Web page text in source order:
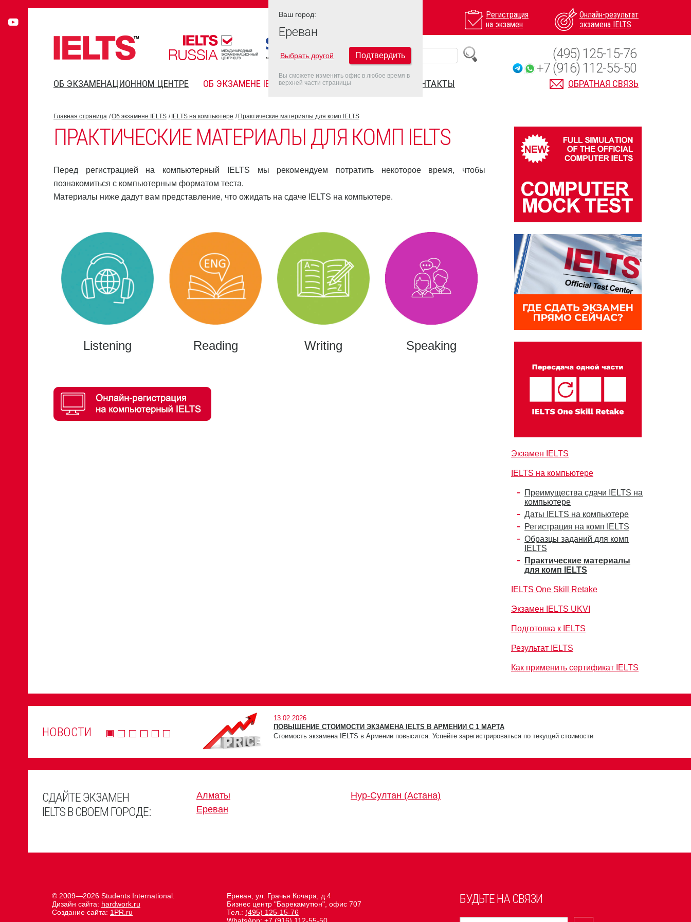
Регистрация
на экзамен
Онлайн-результат
экзамена IELTS
ОБ ЭКЗАМЕНАЦИОННОМ ЦЕНТРЕ ОБ ЭКЗАМЕНЕ IELTS FAQ ДАТЫ IELTS 2026 КОНТАКТЫ ОБРАТНАЯ СВЯЗЬ
(495) 125-15-76
+7 (916) 112-55-50
Главная страница Об экзамене IELTS IELTS на компьютере Практические материалы для комп IELTS
ПРАКТИЧЕСКИЕ МАТЕРИАЛЫ ДЛЯ КОМП IELTS
Перед регистрацией на компьютерный IELTS мы рекомендуем потратить некоторое время, чтобы
познакомиться с компьютерным форматом теста.
Материалы ниже дадут вам представление, что ожидать на сдаче IELTS на компьютере.
Listening Reading Writing Speaking
Экзамен IELTS
IELTS на компьютере
Преимущества сдачи IELTS на
компьютере
Даты IELTS на компьютере
Регистрация на комп IELTS
Образцы заданий для комп
IELTS
Практические материалы
для комп IELTS
IELTS One Skill Retake
Экзамен IELTS UKVI
Подготовка к IELTS
Результат IELTS
Как применить сертификат IELTS
НОВОСТИ
13.02.2026
ПОВЫШЕНИЕ СТОИМОСТИ ЭКЗАМЕНА IELTS В АРМЕНИИ С 1 МАРТА
Стоимость экзамена IELTS в Армении повысится. Успейте зарегистрироваться по текущей стоимости
СДАЙТЕ ЭКЗАМЕН
IELTS В СВОЕМ ГОРОДЕ:
Алматы
Ереван
Нур-Султан (Астана)
БУДЬТЕ НА СВЯЗИ
Ереван, ул. Грачья Кочара, д.4
Бизнес центр "Барекамутюн", офис 707
Тел.: (495) 125-15-76
© 2009—2026 Students International.
Дизайн сайта: hardwork.ru
Создание сайта: 1PR.ru
Ваш город:
Ереван
Выбрать другой Подтвердить
Вы сможете изменить офис в любое время в
верхней части страницы